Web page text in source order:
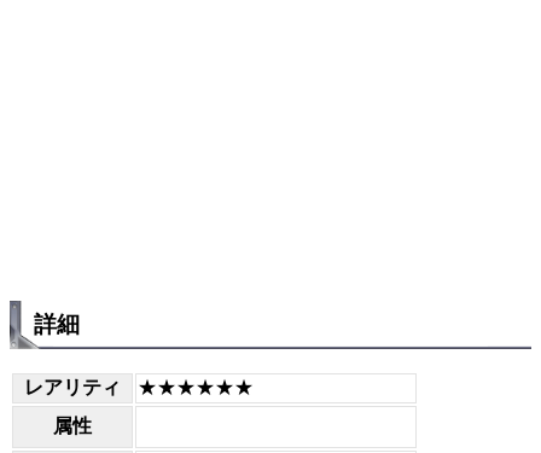
詳細
レアリティ
★★★★★★
属性